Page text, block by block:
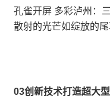
孔雀开屏 多彩泸州：
散射的光芒如绽放的
03创新技术打造超大